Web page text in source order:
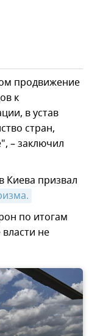
продвижение
к
в устав
стран,
– заключил
Киева призвал
по итогам
не